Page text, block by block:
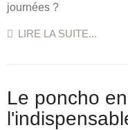
journées ?
LIRE LA SUITE...
Le poncho